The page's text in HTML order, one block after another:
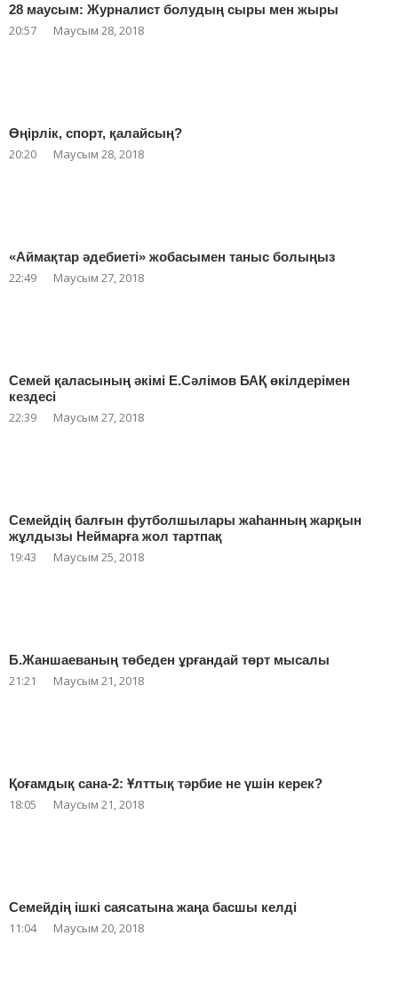
28 маусым: Журналист болудың сыры мен жыры
20:57 Маусым 28, 2018
Өңірлік, спорт, қалайсың?
20:20 Маусым 28, 2018
«Аймақтар әдебиеті» жобасымен таныс болыңыз
22:49 Маусым 27, 2018
Семей қаласының әкімі Е.Сәлімов БАҚ өкілдерімен
кездесі
22:39 Маусым 27, 2018
Семейдің балғын футболшылары жаһанның жарқын
жұлдызы Неймарға жол тартпақ
19:43 Маусым 25, 2018
Б.Жаншаеваның төбеден ұрғандай төрт мысалы
21:21 Маусым 21, 2018
Қоғамдық сана-2: Ұлттық тәрбие не үшін керек?
18:05 Маусым 21, 2018
Семейдің ішкі саясатына жаңа басшы келді
11:04 Маусым 20, 2018